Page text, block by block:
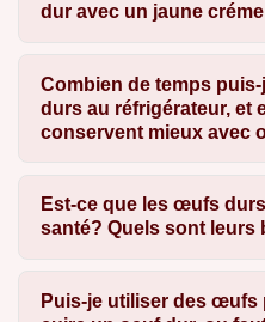
dur avec un jaune
Combien de temps
durs au réfrigérateur, et
conservent mieux avec
Est-ce que les œufs
santé? Quels sont
Puis-je utiliser des œufs